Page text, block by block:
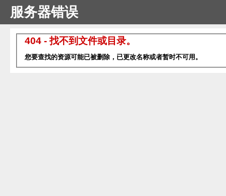
服务器错误
404 - 找不到文件或目录。
您要查找的资源可能已被删除，已更改名称或者暂时不可用。